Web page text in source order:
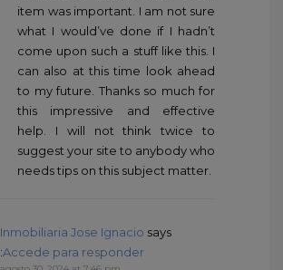
item was important. I am not sure
what I would’ve done if I hadn’t
come upon such a stuff like this. I
can also at this time look ahead
to my future. Thanks so much for
this impressive and effective
help. I will not think twice to
suggest your site to anybody who
needs tips on this subject matter.
Inmobiliaria Jose Ignacio says
:Accede para responder